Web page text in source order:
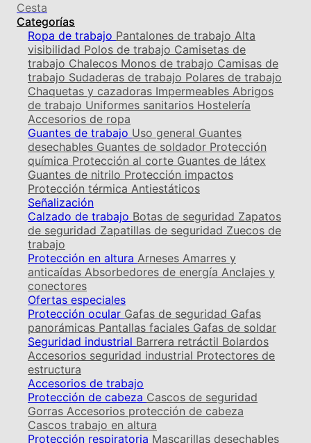
Cesta
Categorías
Ropa de trabajo Pantalones de trabajo Alta
visibilidad Polos de trabajo Camisetas de
trabajo Chalecos Monos de trabajo Camisas de
trabajo Sudaderas de trabajo Polares de trabajo
Chaquetas y cazadoras Impermeables Abrigos
de trabajo Uniformes sanitarios Hostelería
Accesorios de ropa
Guantes de trabajo Uso general Guantes
desechables Guantes de soldador Protección
química Protección al corte Guantes de látex
Guantes de nitrilo Protección impactos
Protección térmica Antiestáticos
Señalización
Calzado de trabajo Botas de seguridad Zapatos
de seguridad Zapatillas de seguridad Zuecos de
trabajo
Protección en altura Arneses Amarres y
anticaídas Absorbedores de energía Anclajes y
conectores
Ofertas especiales
Protección ocular Gafas de seguridad Gafas
panorámicas Pantallas faciales Gafas de soldar
Seguridad industrial Barrera retráctil Bolardos
Accesorios seguridad industrial Protectores de
estructura
Accesorios de trabajo
Protección de cabeza Cascos de seguridad
Gorras Accesorios protección de cabeza
Cascos trabajo en altura
Protección respiratoria Mascarillas desechables